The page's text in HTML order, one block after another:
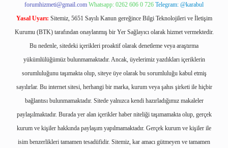
forumhizmeti@gmail.com Whatsapp: 0262 606 0 726 Telegram: @karabul
Yasal Uyarı: Sitemiz, 5651 Sayılı Kanun gereğince Bilgi Teknolojileri ve İletişim
Kurumu (BTK) tarafından onaylanmış bir Yer Sağlayıcı olarak hizmet vermektedir.
Bu nedenle, sitedeki içerikleri proaktif olarak denetleme veya araştırma
yükümlülüğümüz bulunmamaktadır. Ancak, üyelerimiz yazdıkları içeriklerin
sorumluluğunu taşımakta olup, siteye üye olarak bu sorumluluğu kabul etmiş
sayılırlar. Bu internet sitesi, herhangi bir marka, kurum veya şahıs şirketi ile hiçbir
bağlantısı bulunmamaktadır. Sitede yalnızca kendi hazırladığımız makaleler
paylaşılmaktadır. Burada yer alan içerikler haber niteliği taşımamakta olup, gerçek
kurum ve kişiler hakkında paylaşım yapılmamaktadır. Gerçek kurum ve kişiler ile
isim benzerlikleri tamamen tesadüfidir. Sitemiz, kar amacı gütmeyen ve tamamen